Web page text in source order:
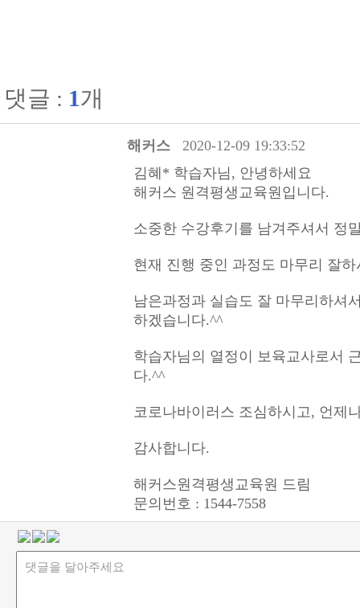
댓글 : 1개
해커스
2020-12-09 19:33:52
김혜* 학습자님, 안녕하세요
해커스 원격평생교육원입니다.
소중한 수강후기를 남겨주셔서 정
현재 진행 중인 과정도 마무리 잘하
남은과정과 실습도 잘 마무리하셔
하겠습니다.^^
학습자님의 열정이 보육교사로서
다.^^
코로나바이러스 조심하시고, 언제
감사합니다.
해커스원격평생교육원 드림
문의번호 : 1544-7558